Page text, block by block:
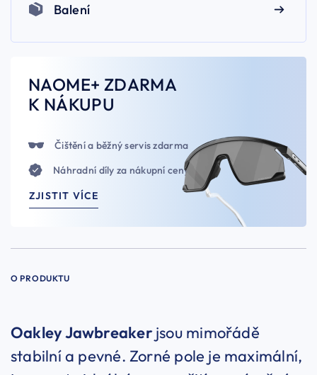
Balení
NAOME+ ZDARMA
K NÁKUPU
Čištění a běžný servis zdarma
Náhradní díly za nákupní ceny
ZJISTIT VÍCE
O PRODUKTU
Oakley Jawbreakerjsou mimořádě
stabilní a pevné. Zorné pole je maximální,